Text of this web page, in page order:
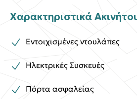
Χαρακτηριστικά
Εντοιχισμένες ντουλάπες
Ηλεκτρικές Συσκευές
Πόρτα ασφαλείας